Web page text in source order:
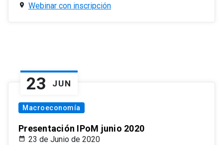
Webinar con inscripción
23 JUN
Macroeconomía
Presentación IPoM junio 2020
23 de Junio de 2020